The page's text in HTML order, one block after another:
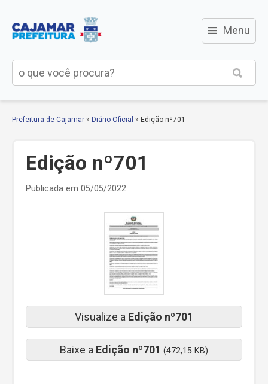
≡ Menu
Prefeitura de Cajamar » Diário Oficial » Edição nº701
Edição nº701
Publicada em 05/05/2022
Visualize a Edição nº701
Baixe a Edição nº701 (472,15 KB)